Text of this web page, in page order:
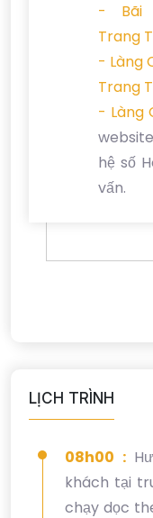
- Bãi
Trang
- Làng
Trang
- Làng
hệ số
vấn.
LỊCH TRÌNH
08h00 :
khách tại
chạy dọc